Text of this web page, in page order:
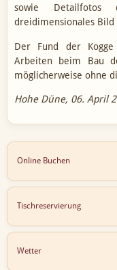
sowie
dreidimensionales Bild
Der Fund der
Arbeiten beim Bau
möglicherweise ohne
Hohe Düne, 06. April
Online Buchen
Tischreservierung
Wetter